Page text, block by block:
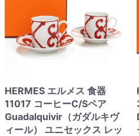
HERMES エルメス 食器
11017 コーヒーC/Sペア
Guadalquivir（ガダルキヴ
ィール） ユニセックス レッ